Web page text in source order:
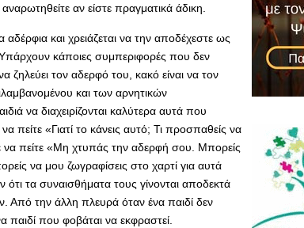
αν είστε πραγματικά άδικη.
και χρειάζεται να την αποδέχεστε ως
κάποιες συμπεριφορές που δεν
ζηλεύει τον αδερφό του, κακό είναι να τον
και των αρνητικών
να διαχειρίζονται καλύτερα αυτά που
πείτε «Γιατί το κάνεις αυτό; Τι προσπαθείς να
να πείτε «Μη χτυπάς την αδερφή σου. Μπορείς
να μου ζωγραφίσεις στο χαρτί για αυτά
τα συναισθήματα τους γίνονται αποδεκτά
Από την άλλη πλευρά όταν ένα παιδί δεν
παιδί που φοβάται να εκφραστεί.